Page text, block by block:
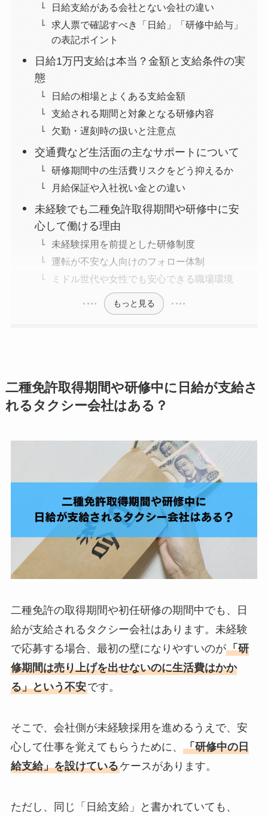
日給支給がある会社とない会社の違い
求人票で確認すべき「日給」「研修中給与」
の表記ポイント
日給1万円支給は本当？金額と支給条件の実
態
日給の相場とよくある支給金額
支給される期間と対象となる研修内容
欠勤・遅刻時の扱いと注意点
交通費など生活面の主なサポートについて
研修期間中の生活費リスクをどう抑えるか
月給保証や入社祝い金との違い
未経験でも二種免許取得期間や研修中に安
心して働ける理由
未経験採用を前提とした研修制度
運転が不安な人向けのフォロー体制
ミドル世代や女性でも安心できる職場環境
もっと見る
二種免許取得期間や研修中に日給が支給さ
れるタクシー会社はある？
二種免許の取得期間や初任研修の期間中でも、日
給が支給されるタクシー会社はあります。未経験
で応募する場合、最初の壁になりやすいのが「研
修期間は売り上げを出せないのに生活費はかか
る」という不安です。
そこで、会社側が未経験採用を進めるうえで、安
心して仕事を覚えてもらうために、 「研修中の日
給支給」を設けているケースがあります。
ただし、同じ「日給支給」と書かれていても、